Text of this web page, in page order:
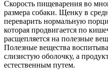
Скорость пищеварения во
размера собаки. Щенку в
переварить нормальную
которая продвигается по
расщепляется на полезные
Полезные вещества
слизистую оболочку, а
естественным путем.